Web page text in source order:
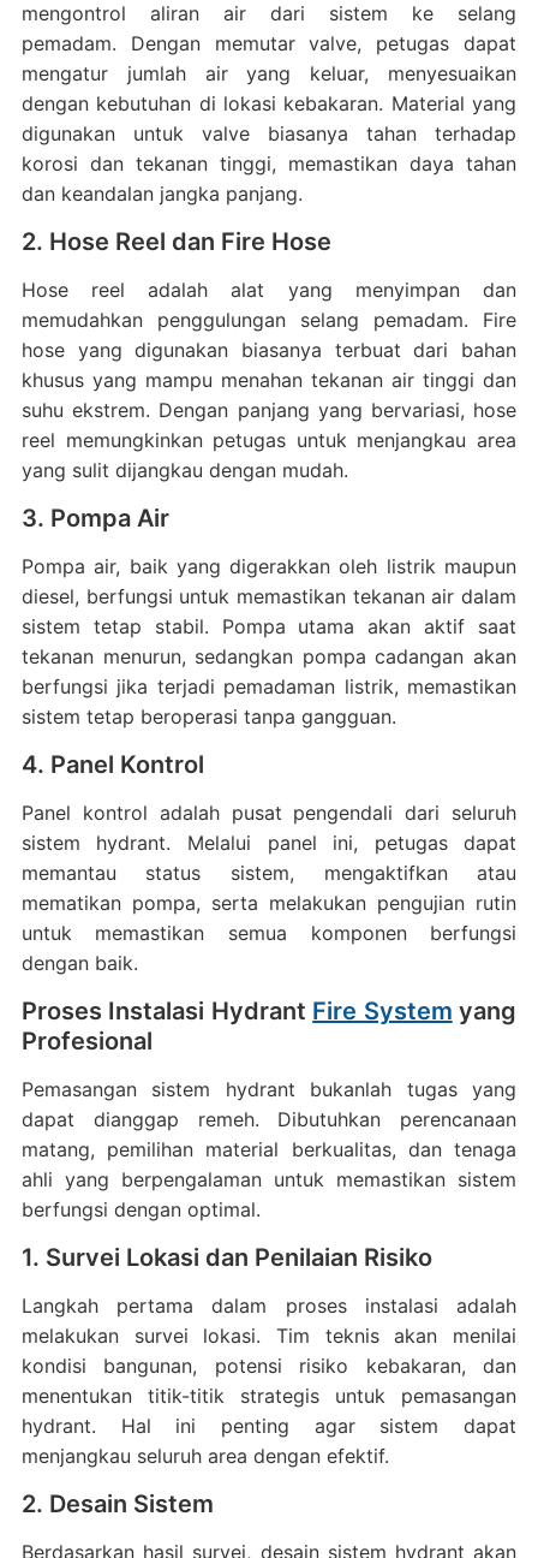
mengontrol aliran air dari sistem ke selang
pemadam.
Dengan memutar valve, petugas dapat
mengatur jumlah air yang keluar, menyesuaikan
dengan kebutuhan di lokasi kebakaran. Material yang
digunakan untuk valve biasanya tahan terhadap
korosi dan tekanan tinggi, memastikan daya tahan
dan keandalan jangka panjang.
2. Hose Reel dan Fire Hose
Hose reel adalah alat yang menyimpan dan
memudahkan penggulungan selang pemadam.
Fire
hose yang digunakan biasanya terbuat dari bahan
khusus yang mampu menahan tekanan air tinggi dan
suhu ekstrem. Dengan panjang yang bervariasi, hose
reel memungkinkan petugas untuk menjangkau area
yang sulit dijangkau dengan mudah.
3. Pompa Air
Pompa air, baik yang digerakkan oleh listrik maupun
diesel, berfungsi untuk memastikan tekanan air dalam
sistem tetap stabil.
Pompa utama akan aktif saat
tekanan menurun, sedangkan pompa cadangan akan
berfungsi jika terjadi pemadaman listrik, memastikan
sistem tetap beroperasi tanpa gangguan.
4. Panel Kontrol
Panel kontrol adalah pusat pengendali dari seluruh
sistem hydrant.
Melalui panel ini, petugas dapat
memantau status sistem, mengaktifkan atau
mematikan pompa, serta melakukan pengujian rutin
untuk memastikan semua komponen berfungsi
dengan baik.
Proses Instalasi Hydrant Fire System yang
Profesional
Pemasangan sistem hydrant bukanlah tugas yang
dapat dianggap remeh.
Dibutuhkan perencanaan
matang, pemilihan material berkualitas, dan tenaga
ahli yang berpengalaman untuk memastikan sistem
berfungsi dengan optimal.
1. Survei Lokasi dan Penilaian Risiko
Langkah pertama dalam proses instalasi adalah
melakukan survei lokasi.
Tim teknis akan menilai
kondisi bangunan, potensi risiko kebakaran, dan
menentukan titik-titik strategis untuk pemasangan
hydrant.
Hal ini penting agar sistem dapat
menjangkau seluruh area dengan efektif.
2. Desain Sistem
Berdasarkan hasil survei, desain sistem hydrant akan